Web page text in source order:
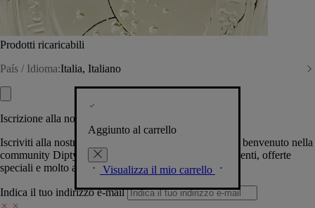
Prodotti ricaricabili
País / Idioma:Italia, Italiano
Aggiunto al carrello
Visualizza il mio carrello
Iscrizione alla nostra Newsletter
Iscriviti alla nostra newsletter per permetterci di darti il benvenuto nella
community Diptyque e tenerti al corrente su novità, eventi, offerte
speciali e molto altro.
Indica il tuo indirizzo e-mail